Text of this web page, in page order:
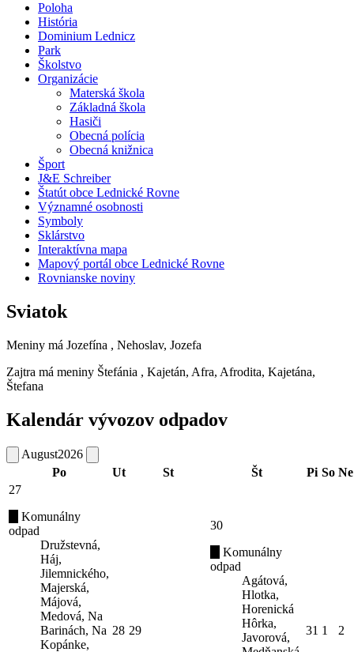
Poloha
História
Dominium Lednicz
Park
Školstvo
Organizácie
Materská škola
Základná škola
Hasiči
Obecná polícia
Obecná knižnica
Šport
J&E Schreiber
Štatút obce Lednické Rovne
Významné osobnosti
Symboly
Sklárstvo
Interaktívna mapa
Mapový portál obce Lednické Rovne
Rovnianske noviny
Sviatok
Meniny má Jozefína , Nehoslav, Jozefa
Zajtra má meniny Štefánia , Kajetán, Afra, Afrodita, Kajetána,
Štefana
Kalendár vývozov odpadov
August2026
Po
Ut St Št Pi So Ne
27
Komunálny
odpad
Družstevná,
Háj,
Jilemnického,
Majerská,
Májová,
Medová, Na
Barinách, Na
Kopánke,
28 29
30
Komunálny
odpad
Agátová,
Hlotka,
Horenická
Hôrka,
Javorová,
31 1 2